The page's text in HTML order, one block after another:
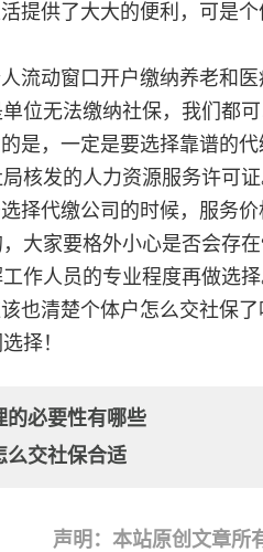
提供了大大的便利，可是
流动窗口开户缴纳养老和
位无法缴纳社保，我们都
是，一定是要选择靠谱的
核发的人力资源服务许可
择代缴公司的时候，服务
大家要格外小心是否会存
作人员的专业程度再做选
也清楚个体户怎么交社保
择！
的必要性有哪些
么交社保合适
声明：本站原创文章所